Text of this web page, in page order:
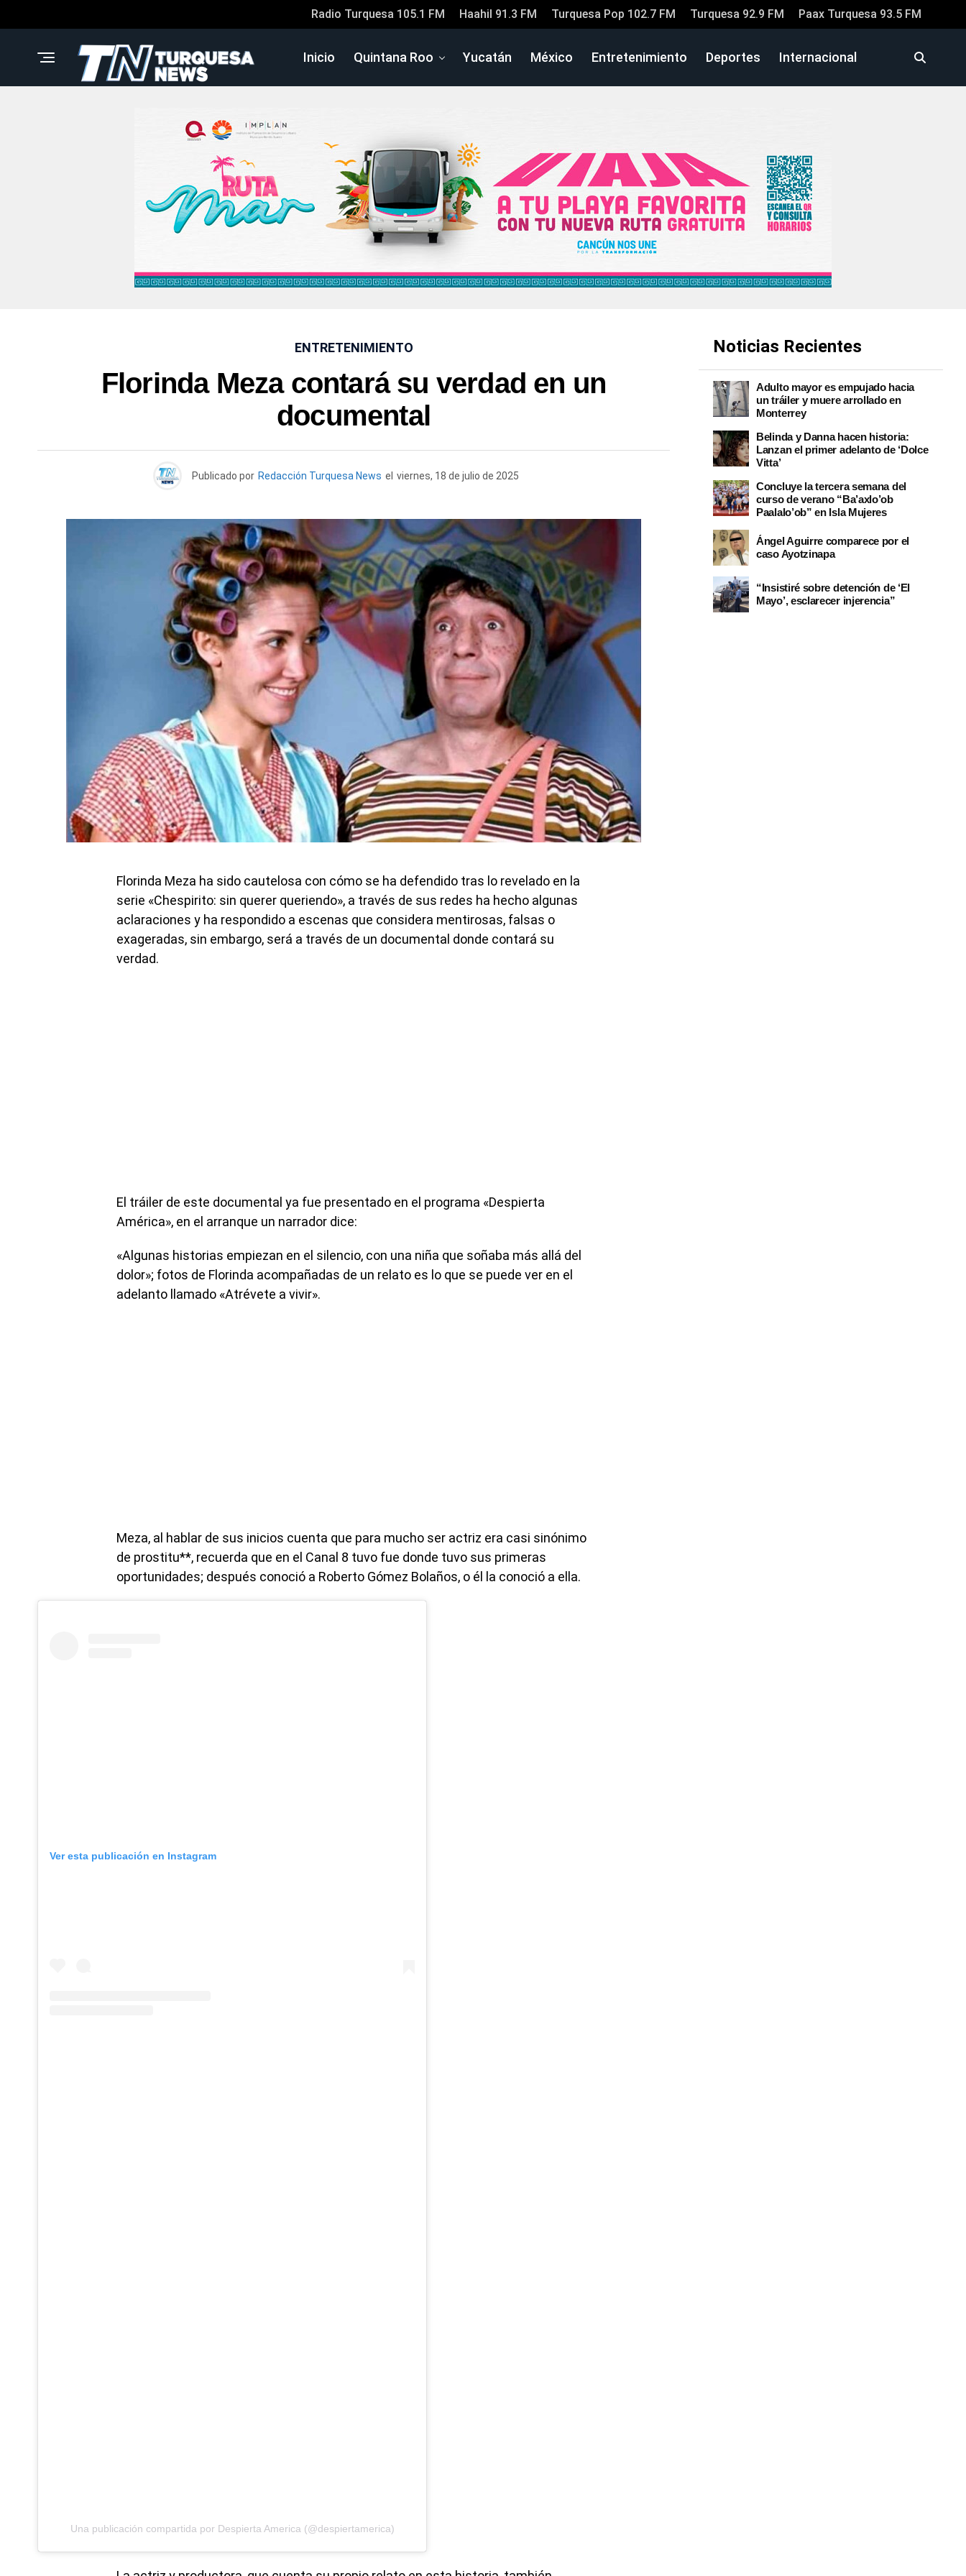
Radio Turquesa 105.1 FM Haahil 91.3 FM Turquesa Pop 102.7 FM Turquesa 92.9 FM Paax Turquesa 93.5 FM
Inicio Quintana Roo Yucatán México Entretenimiento Deportes Internacional
ENTRETENIMIENTO
Florinda Meza contará su verdad en un
documental
Publicado por Redacción Turquesa News el viernes, 18 de julio de 2025
Florinda Meza ha sido cautelosa con cómo se ha defendido tras lo revelado en la
serie «Chespirito: sin querer queriendo», a través de sus redes ha hecho algunas
aclaraciones y ha respondido a escenas que considera mentirosas, falsas o
exageradas, sin embargo, será a través de un documental donde contará su
verdad.
El tráiler de este documental ya fue presentado en el programa «Despierta
América», en el arranque un narrador dice:
«Algunas historias empiezan en el silencio, con una niña que soñaba más allá del
dolor»; fotos de Florinda acompañadas de un relato es lo que se puede ver en el
adelanto llamado «Atrévete a vivir».
Meza, al hablar de sus inicios cuenta que para mucho ser actriz era casi sinónimo
de prostitu**, recuerda que en el Canal 8 tuvo fue donde tuvo sus primeras
oportunidades; después conoció a Roberto Gómez Bolaños, o él la conoció a ella.
Ver esta publicación en Instagram
Una publicación compartida por Despierta America (@despiertamerica)
Noticias Recientes
Adulto mayor es empujado hacia
un tráiler y muere arrollado en
Monterrey
Belinda y Danna hacen historia:
Lanzan el primer adelanto de ‘Dolce
Vitta’
Concluye la tercera semana del
curso de verano “Ba’axlo’ob
Paalalo’ob” en Isla Mujeres
Ángel Aguirre comparece por el
caso Ayotzinapa
“Insistiré sobre detención de ‘El
Mayo’, esclarecer injerencia”